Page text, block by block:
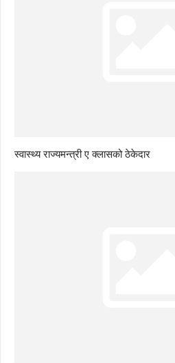
स्वास्थ्य राज्यमन्त्री ए क्लासको ठेकेदार